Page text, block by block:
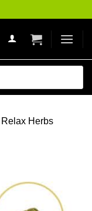
Relax Herbs